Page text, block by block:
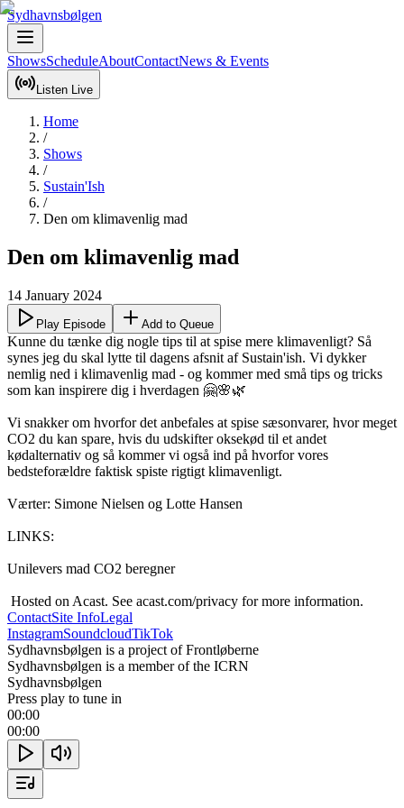
Sydhavnsbølgen
ShowsScheduleAboutContactNews & Events
Listen Live
Home
/
Shows
/
Sustain'Ish
/
Den om klimavenlig mad
Den om klimavenlig mad
14 January 2024
Play Episode Add to Queue
Kunne du tænke dig nogle tips til at spise mere klimavenligt? Så
synes jeg du skal lytte til dagens afsnit af Sustain'ish. Vi dykker
nemlig ned i klimavenlig mad - og kommer med små tips og tricks
som kan inspirere dig i hverdagen 🤗🌸🌿
Vi snakker om hvorfor det anbefales at spise sæsonvarer, hvor meget
CO2 du kan spare, hvis du udskifter oksekød til et andet
kødalternativ og så kommer vi også ind på hvorfor vores
bedsteforældre faktisk spiste rigtigt klimavenligt.
Værter: Simone Nielsen og Lotte Hansen
LINKS:
Unilevers mad CO2 beregner
Hosted on Acast. See acast.com/privacy for more information.
ContactSite InfoLegal
InstagramSoundcloudTikTok
Sydhavnsbølgen is a project of Frontløberne
Sydhavnsbølgen is a member of the ICRN
Sydhavnsbølgen
Press play to tune in
00:00
00:00